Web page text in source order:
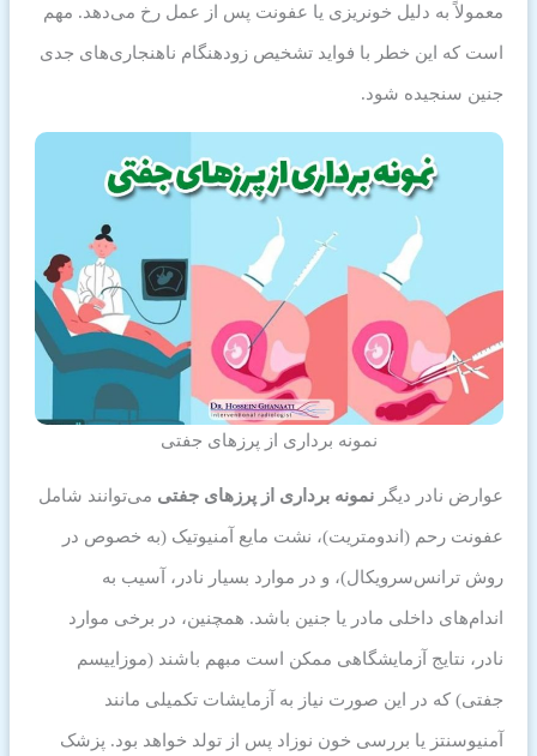
معمولاً به دلیل خونریزی یا عفونت پس از عمل رخ می‌دهد. مهم
است که این خطر با فواید تشخیص زودهنگام ناهنجاری‌های جدی
جنین سنجیده شود.
نمونه برداری از پرزهای جفتی
عوارض نادر دیگرنمونه برداری از پرزهای جفتی می‌توانند شامل
عفونت رحم (اندومتریت)، نشت مایع آمنیوتیک (به خصوص در
روش ترانس‌سرویکال)، و در موارد بسیار نادر، آسیب به
اندام‌های داخلی مادر یا جنین باشد. همچنین، در برخی موارد
نادر، نتایج آزمایشگاهی ممکن است مبهم باشند (موزاییسم
جفتی) که در این صورت نیاز به آزمایشات تکمیلی مانند
آمنیوسنتز یا بررسی خون نوزاد پس از تولد خواهد بود. پزشک